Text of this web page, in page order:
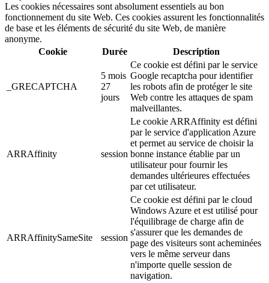
Les cookies nécessaires sont absolument essentiels au bon
fonctionnement du site Web. Ces cookies assurent les fonctionnalités
de base et les éléments de sécurité du site Web, de manière
anonyme.
Cookie
Durée Description
_GRECAPTCHA
5 mois
27
jours
Ce cookie est défini par le service
Google recaptcha pour identifier
les robots afin de protéger le site
Web contre les attaques de spam
malveillantes.
ARRAffinity session
Le cookie ARRAffinity est défini
par le service d'application Azure
et permet au service de choisir la
bonne instance établie par un
utilisateur pour fournir les
demandes ultérieures effectuées
par cet utilisateur.
ARRAffinitySameSite session
Ce cookie est défini par le cloud
Windows Azure et est utilisé pour
l'équilibrage de charge afin de
s'assurer que les demandes de
page des visiteurs sont acheminées
vers le même serveur dans
n'importe quelle session de
navigation.